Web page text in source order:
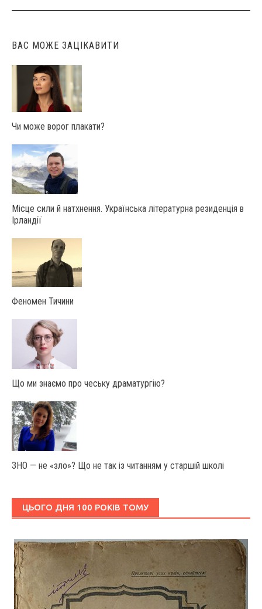
ВАС МОЖЕ ЗАЦІКАВИТИ
Чи може ворог плакати?
Місце сили й натхнення. Українська літературна резиденція в
Ірландії
Феномен Тичини
Що ми знаємо про чеську драматургію?
ЗНО — не «зло»? Що не так із читанням у старшій школі
ЦЬОГО ДНЯ 100 РОКІВ ТОМУ